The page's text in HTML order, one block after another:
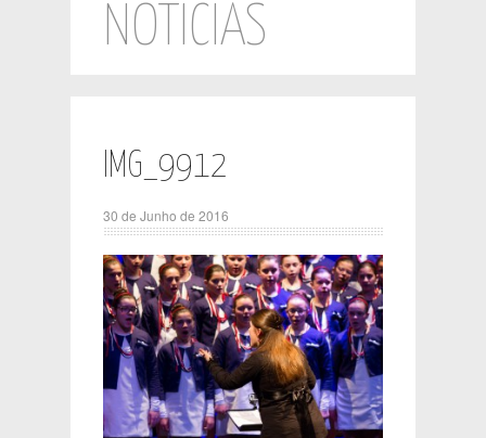
NOTÍCIAS
IMG_9912
30 de Junho de 2016